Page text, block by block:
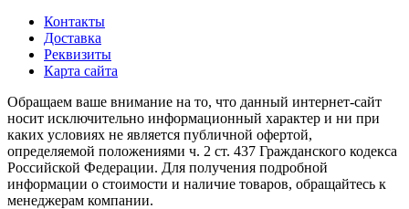
Контакты
Доставка
Реквизиты
Карта сайта
Обращаем ваше внимание на то, что данный интернет-сайт
носит исключительно информационный характер и ни при
каких условиях не является публичной офертой,
определяемой положениями ч. 2 ст. 437 Гражданского кодекса
Российской Федерации. Для получения подробной
информации о стоимости и наличие товаров, обращайтесь к
менеджерам компании.